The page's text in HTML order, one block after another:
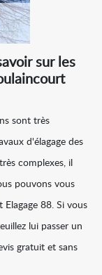
sur les
sont très
d'élagage des
complexes, il
pouvons vous
88. Si vous
lui passer un
gratuit et sans